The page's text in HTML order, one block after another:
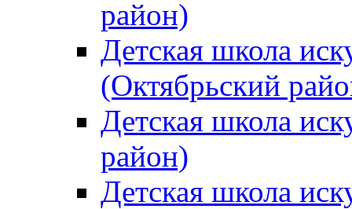
район)
Детская школа
(Октябрьский
Детская школа
район)
Детская школа